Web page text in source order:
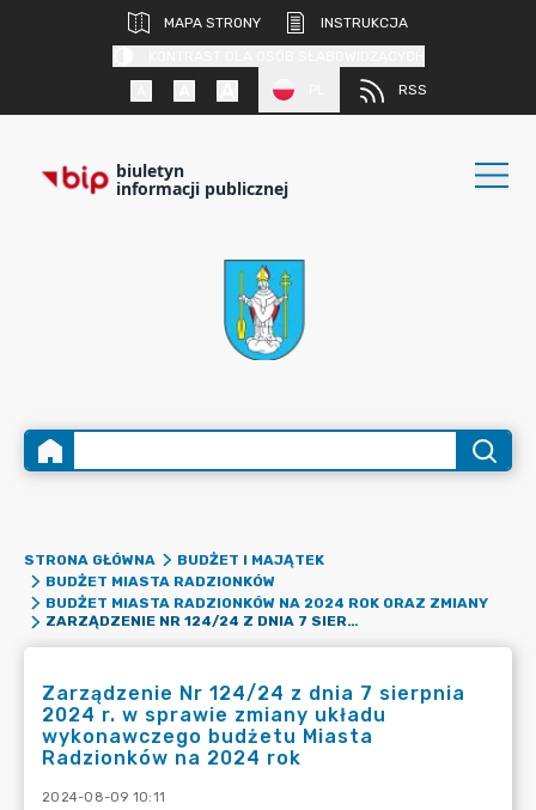
MAPA STRONY
INSTRUKCJA
RSS
biuletyn
informacji publicznej
STRONA GŁÓWNA
BUDŻET I MAJĄTEK
BUDŻET MIASTA RADZIONKÓW
BUDŻET MIASTA RADZIONKÓW NA 2024 ROK ORAZ ZMIANY
ZARZĄDZENIE NR 124/24 Z DNIA 7 SIERPNIA 2024 R. W SPRAWIE ZMIANY UKŁADU WYKONAWCZEGO BUDŻETU MIASTA RADZIONKÓW NA 2024 ROK
Zarządzenie Nr 124/24 z dnia 7 sierpnia
2024 r. w sprawie zmiany układu
wykonawczego budżetu Miasta
Radzionków na 2024 rok
2024-08-09 10:11